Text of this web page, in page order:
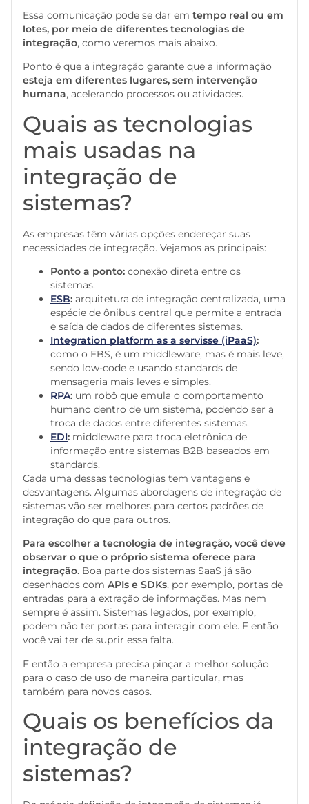
Essa comunicação pode se dar em tempo real ou em
lotes, por meio de diferentes tecnologias de
integração, como veremos mais abaixo.
Ponto é que a integração garante que a informação
esteja em diferentes lugares, sem intervenção
humana, acelerando processos ou atividades.
Quais as tecnologias
mais usadas na
integração de
sistemas?
As empresas têm várias opções endereçar suas
necessidades de integração. Vejamos as principais:
Ponto a ponto: conexão direta entre os
sistemas.
ESB: arquitetura de integração centralizada, uma
espécie de ônibus central que permite a entrada
e saída de dados de diferentes sistemas.
Integration platform as a servisse (iPaaS):
como o EBS, é um middleware, mas é mais leve,
sendo low-code e usando standards de
mensageria mais leves e simples.
RPA: um robô que emula o comportamento
humano dentro de um sistema, podendo ser a
troca de dados entre diferentes sistemas.
EDI: middleware para troca eletrônica de
informação entre sistemas B2B baseados em
standards.
Cada uma dessas tecnologias tem vantagens e
desvantagens. Algumas abordagens de integração de
sistemas vão ser melhores para certos padrões de
integração do que para outros.
Para escolher a tecnologia de integração, você deve
observar o que o próprio sistema oferece para
integração. Boa parte dos sistemas SaaS já são
desenhados com APIs e SDKs, por exemplo, portas de
entradas para a extração de informações. Mas nem
sempre é assim. Sistemas legados, por exemplo,
podem não ter portas para interagir com ele. E então
você vai ter de suprir essa falta.
E então a empresa precisa pinçar a melhor solução
para o caso de uso de maneira particular, mas
também para novos casos.
Quais os benefícios da
integração de
sistemas?